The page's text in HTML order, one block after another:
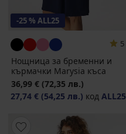
-25 % ALL25
5
Нощница за бременни и
кърмачки Marysia къса
36,99 € (72,35 лв.)
27,74 € (54,25 лв.) код ALL25